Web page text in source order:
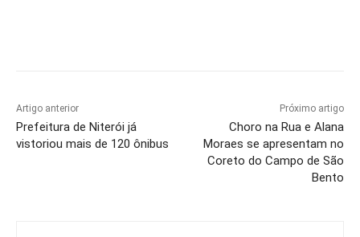
Artigo anterior
Prefeitura de Niterói já
vistoriou mais de 120 ônibus
Próximo artigo
Choro na Rua e Alana
Moraes se apresentam no
Coreto do Campo de São
Bento